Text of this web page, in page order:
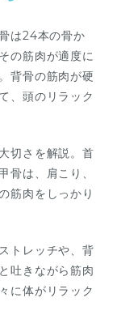
は24本の骨か
の筋肉が適度に
背骨の筋肉が硬
、頭のリラック
切さを解説。首
骨は、肩こり、
筋肉をしっかり
トレッチや、背
吐きながら筋肉
に体がリラック